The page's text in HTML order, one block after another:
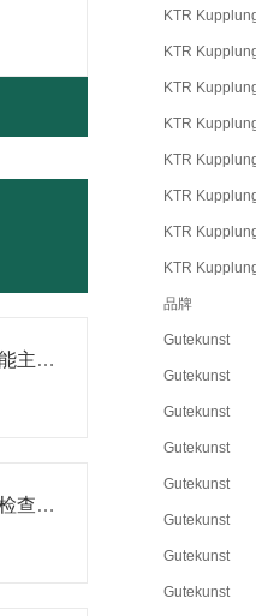
SITEMA制动器的核心功能主要体现在以下几个方面
SITEMA制动器应该如何检查，重点在哪里？
KTR
KTR
KTR
KTR
KTR
KTR
KTR
KTR
品牌
Gutekunst
Gutekunst
Gutekunst
Gutekunst
Gutekunst
Gutekunst
Gutekunst
Gutekunst